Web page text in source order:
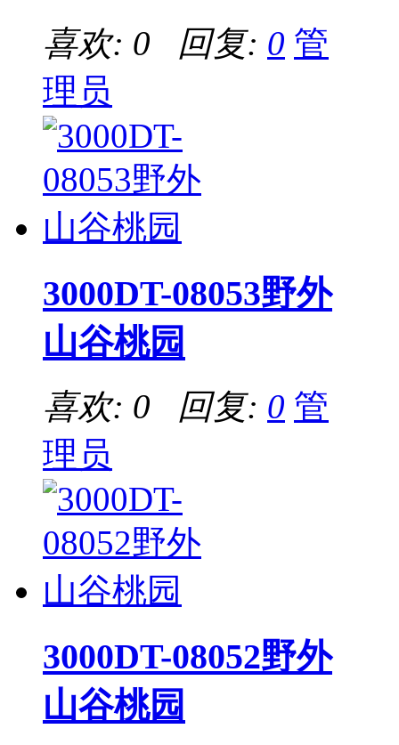
喜欢: 0 回复: 0 管
理员
3000DT-08053野外
山谷桃园
喜欢: 0 回复: 0 管
理员
3000DT-08052野外
山谷桃园